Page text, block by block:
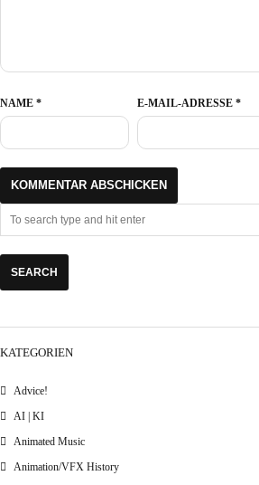
NAME * E-MAIL-ADRESSE*
KATEGORIEN
Advice!
AI | KI
Animated Music
Animation/VFX History